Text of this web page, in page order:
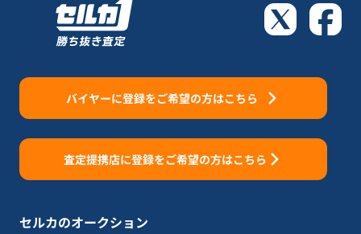
バイヤーに登録をご希望の方はこちら
査定提携店に登録をご希望の方はこちら
セルカのオークション